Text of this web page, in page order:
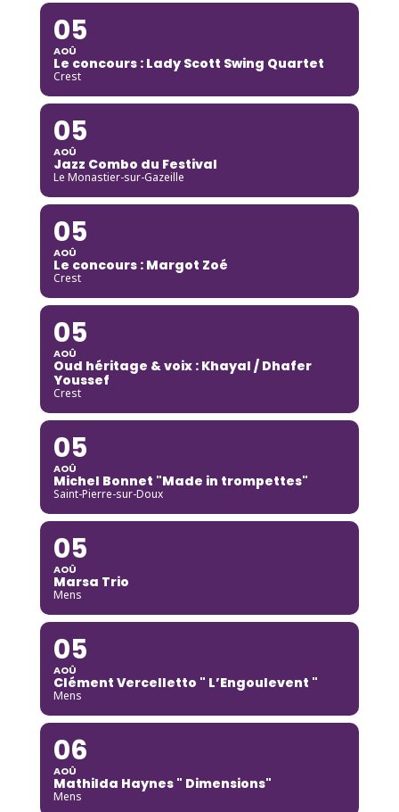
05
AOÛ
Le concours : Lady Scott Swing Quartet
Crest
05
AOÛ
Jazz Combo du Festival
Le Monastier-sur-Gazeille
05
AOÛ
Le concours : Margot Zoé
Crest
05
AOÛ
Oud héritage & voix : Khayal / Dhafer
Youssef
Crest
05
AOÛ
Michel Bonnet "Made in trompettes"
Saint-Pierre-sur-Doux
05
AOÛ
Marsa Trio
Mens
05
AOÛ
Clément Vercelletto " L’Engoulevent "
Mens
06
AOÛ
Mathilda Haynes " Dimensions"
Mens